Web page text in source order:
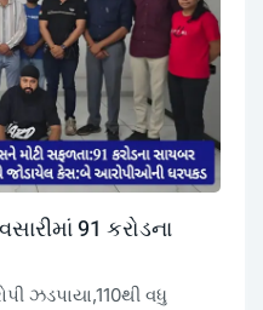
91 કરોડના
ઝડપાયા,110થી વધુ